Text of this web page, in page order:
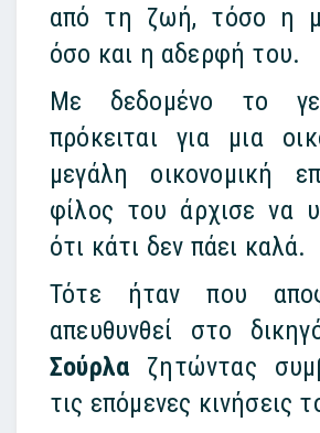
από τη ζωή, τόσο η
όσο και η αδερφή του.
Με δεδομένο το
πρόκειται για μια
μεγάλη οικονομική
φίλος του άρχισε να
ότι κάτι δεν πάει καλά.
Τότε ήταν που
απευθυνθεί στο
Σούρλα ζητώντας
τις επόμενες κινήσεις